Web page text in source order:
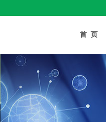
首页